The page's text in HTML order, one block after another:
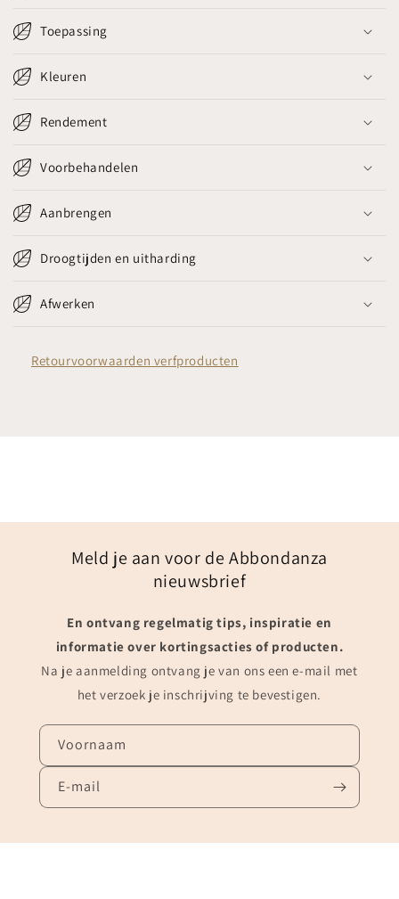
Toepassing
Kleuren
Rendement
Voorbehandelen
Aanbrengen
Droogtijden en uitharding
Afwerken
Retourvoorwaarden verfproducten
Meld je aan voor de Abbondanza
nieuwsbrief
En ontvang regelmatig tips, inspiratie en
informatie over kortingsacties of producten.
Na je aanmelding ontvang je van ons een e-mail met
het verzoek je inschrijving te bevestigen.
Voornaam
E‑mail